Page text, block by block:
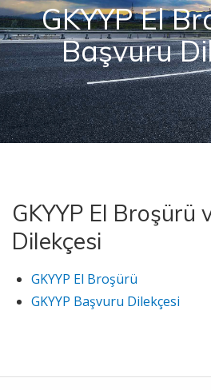
GKYYP El
Başvuru
GKYYP El Broşürü
Dilekçesi
GKYYP El Broşürü
GKYYP Başvuru Dilekçesi